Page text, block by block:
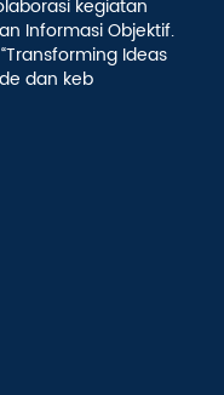
kegiatan
Informasi Objektif.
Ideas
dan keb